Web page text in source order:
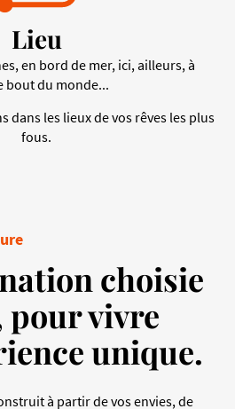
Lieu
en bord de mer, ici, ailleurs, à
bout du monde...
dans les lieux de vos rêves les plus
fous.
choisie
pour vivre
unique.
à partir de vos envies, de